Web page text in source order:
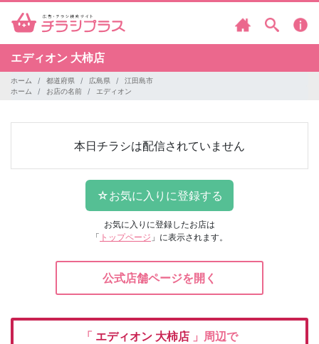
エディオン 大柿店
ホーム 都道府県 広島県
江田島市
ホーム
お店の名前 エディオン
本日チラシは配信されていません
お気に入りに登録したお店は
「 トップページ 」に表示されます。
公式店舗ページを開く
「 エディオン 大柿店 」周辺で